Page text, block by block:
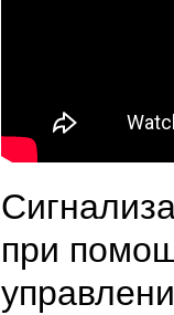
при